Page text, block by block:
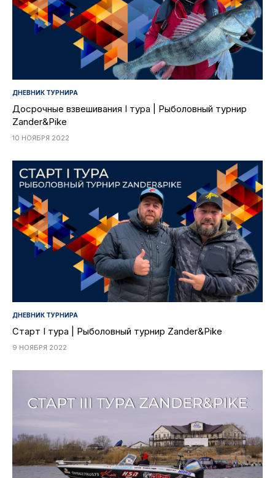
ДНЕВНИК ТУРНИРА
Досрочные взвешивания I тура | Рыболовный турнир
Zander&Pike
10 НОЯБРЯ 2022
ДНЕВНИК ТУРНИРА
Старт I тура | Рыболовный турнир Zander&Pike
9 НОЯБРЯ 2022